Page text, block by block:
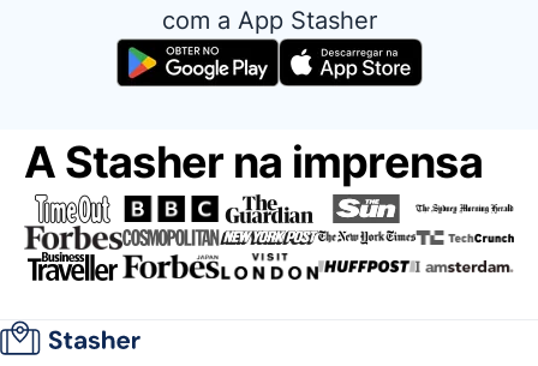
com a App Stasher
A Stasher na imprensa